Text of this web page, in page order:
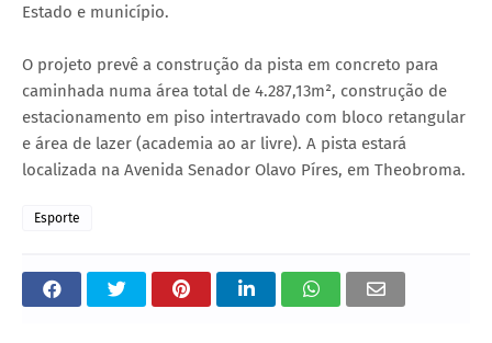
Estado e município.
O projeto prevê a construção da pista em concreto para
caminhada numa área total de 4.287,13m², construção de
estacionamento em piso intertravado com bloco retangular
e área de lazer (academia ao ar livre). A pista estará
localizada na Avenida Senador Olavo Píres, em Theobroma.
Esporte